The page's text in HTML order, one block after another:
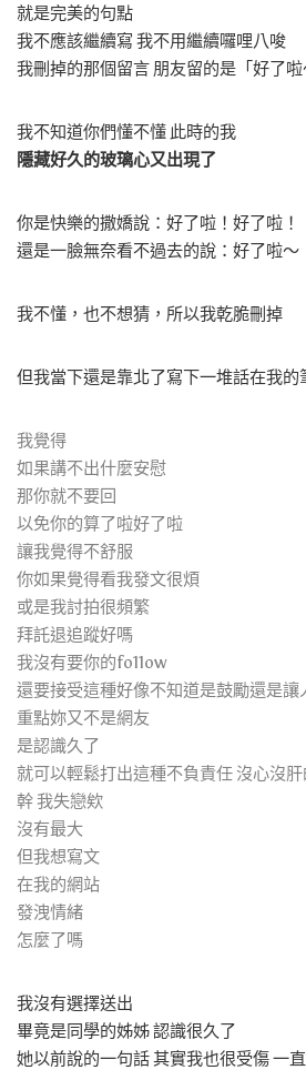
就是完美的句點
我不應該繼續寫 我不用繼續囉哩八唆
我刪掉的那個留言 朋友留的是「好了啦
我不知道你們懂不懂 此時的我
隱藏好久的玻璃心又出現了
你是快樂的撒嬌說：好了啦！好了啦！
還是一臉無奈看不過去的說：好了啦～
我不懂，也不想猜，所以我乾脆刪掉
但我當下還是靠北了寫下一堆話在我的
我覺得
如果講不出什麼安慰
那你就不要回
以免你的算了啦好了啦
讓我覺得不舒服
你如果覺得看我發文很煩
或是我討拍很頻繁
拜託退追蹤好嗎
我沒有要你的fo11ow
還要接受這種好像不知道是鼓勵還是讓
重點妳又不是網友
是認識久了
就可以輕鬆打出這種不負責任 沒心沒
幹 我失戀欸
沒有最大
但我想寫文
在我的網站
發洩情緒
怎麼了嗎
我沒有選擇送出
畢竟是同學的姊姊 認識很久了
她以前說的一句話 其實我也很受傷 一